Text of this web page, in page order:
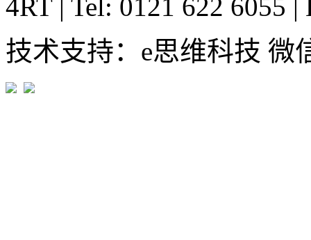
4RT | Tel: 0121 622 6055 |
技术支持：e思维科技 微